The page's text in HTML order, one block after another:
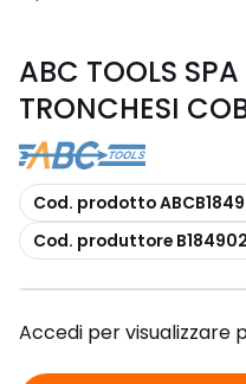
ABC TOOLS
TRONCHESI
copia
Cod. prodotto
copia
Cod. produttore
Accedi per visualizzare